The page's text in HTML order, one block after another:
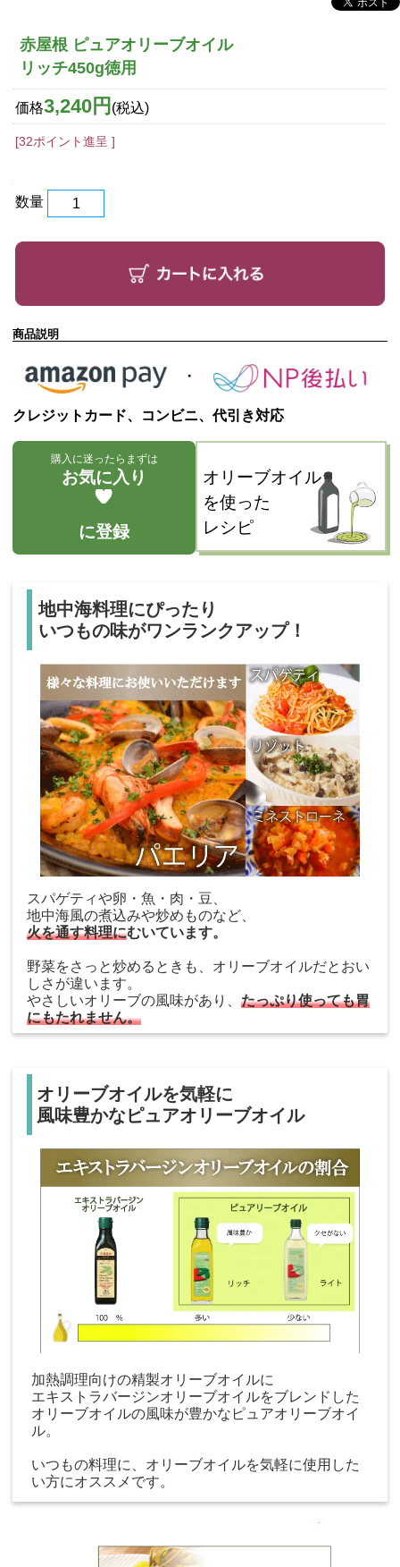
赤屋根 ピュアオリーブオイル
リッチ450g徳用
価格3,240円 (税込)
[32ポイント進呈 ]
数量
商品説明
クレジットカード、コンビニ、代引き対応
購入に迷ったらまずは
お気に入り
に登録
オリーブオイル
を使った
レシピ
地中海料理にぴったり
いつもの味がワンランクアップ！
スパゲティや卵・魚・肉・豆、
地中海風の煮込みや炒めものなど、
火を通す料理にむいています。
野菜をさっと炒めるときも、オリーブオイルだとおい
しさが違います。
やさしいオリーブの風味があり、 たっぷり使っても胃
にもたれません。
オリーブオイルを気軽に
風味豊かなピュアオリーブオイル
加熱調理向けの精製オリーブオイルに
エキストラバージンオリーブオイルをブレンドした
オリーブオイルの風味が豊かなピュアオリーブオイ
ル。
いつもの料理に、オリーブオイルを気軽に使用した
い方にオススメです。